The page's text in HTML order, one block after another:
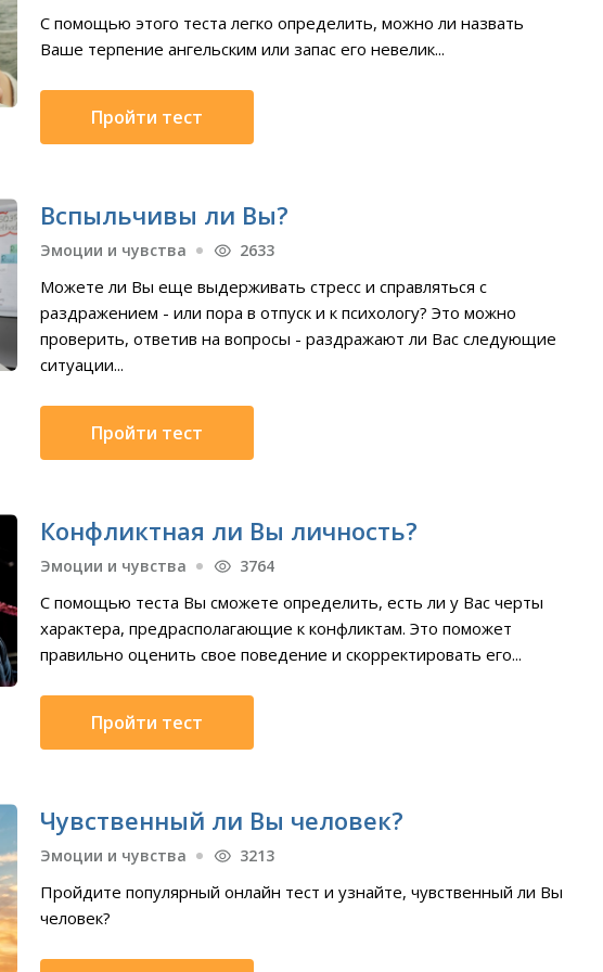
С помощью этого теста легко определить, можно ли назвать
Ваше терпение ангельским или запас его невелик...
Пройти тест
Вспыльчивы ли Вы?
Эмоции и чувства 2633
Можете ли Вы еще выдерживать стресс и справляться с
раздражением - или пора в отпуск и к психологу? Это можно
проверить, ответив на вопросы - раздражают ли Вас следующие
ситуации...
Пройти тест
Конфликтная ли Вы личность?
Эмоции и чувства 3764
С помощью теста Вы сможете определить, есть ли у Вас черты
характера, предрасполагающие к конфликтам. Это поможет
правильно оценить свое поведение и скорректировать его...
Пройти тест
Чувственный ли Вы человек?
Эмоции и чувства 3213
Пройдите популярный онлайн тест и узнайте, чувственный ли Вы
человек?